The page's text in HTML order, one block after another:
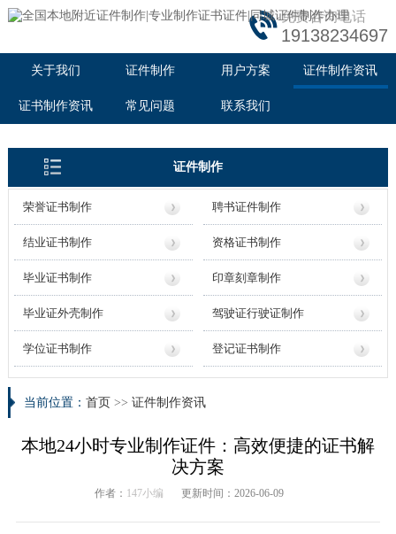
免费咨询电话
19138234697
关于我们 证件制作 用户方案 证件制作资讯
证书制作资讯 常见问题 联系我们
证件制作
荣誉证书制作 聘书证件制作
结业证书制作 资格证书制作
毕业证书制作 印章刻章制作
毕业证外壳制作 驾驶证行驶证制作
学位证书制作 登记证书制作
当前位置： 首页 >> 证件制作资讯
本地24小时专业制作证件：高效便捷的证书解
决方案
作者： 147小编 更新时间：2026-06-09